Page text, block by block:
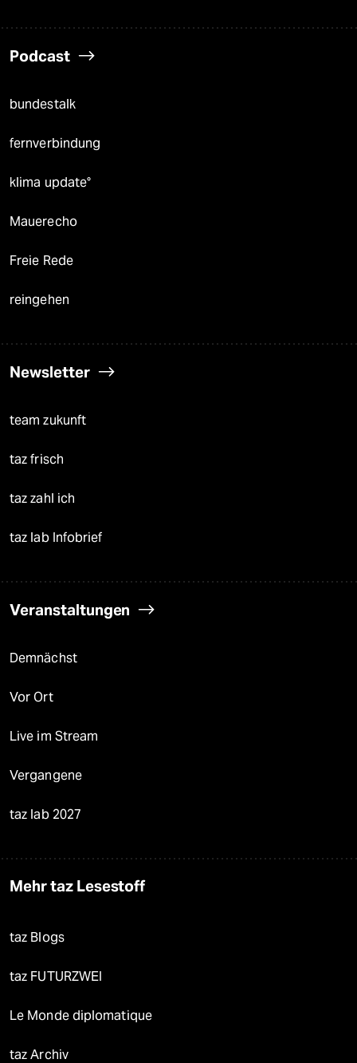
Podcast
bundestalk
fernverbindung
klima update°
Mauerecho
Freie Rede
reingehen
Newsletter
team zukunft
taz frisch
taz zahl ich
taz lab Infobrief
Veranstaltungen
Demnächst
Vor Ort
Live im Stream
Vergangene
taz lab 2027
Mehr taz Lesestoff
taz Blogs
taz FUTURZWEI
Le Monde diplomatique
taz Archiv